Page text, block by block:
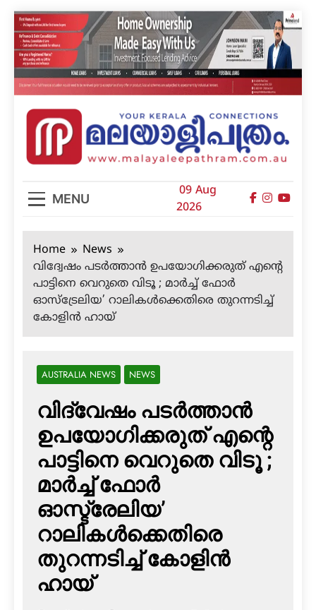
Skip
to
content
മലയാളിപത്രം
MENU
09 Aug
2026
Home
News
വിദ്വേഷം പടര്‍ത്താന്‍ ഉപയോഗിക്കരുത് എന്റെ
പാട്ടിനെ വെറുതെ വിടൂ ; മാര്‍ച്ച് ഫോര്‍
ഓസ്ട്രേലിയ’ റാലികള്‍ക്കെതിരെ തുറന്നടിച്ച്
കോളിന്‍ ഹായ്
AUSTRALIA NEWS NEWS
വിദ്വേഷം പടര്‍ത്താന്‍
ഉപയോഗിക്കരുത് എന്റെ
പാട്ടിനെ വെറുതെ വിടൂ ;
മാര്‍ച്ച് ഫോര്‍
ഓസ്ട്രേലിയ’
റാലികള്‍ക്കെതിരെ
തുറന്നടിച്ച് കോളിന്‍
ഹായ്